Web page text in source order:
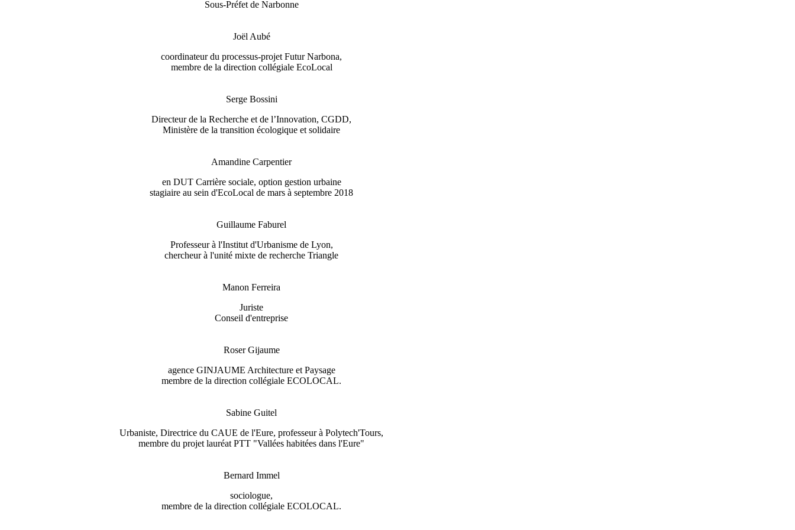
Sous-Préfet de Narbonne
Joël Aubé
coordinateur du processus-projet Futur Narbona,
membre de la direction collégiale EcoLocal
Serge Bossini
Directeur de la Recherche et de l’Innovation, CGDD,
Ministère de la transition écologique et solidaire
Amandine Carpentier
en DUT Carrière sociale, option gestion urbaine
stagiaire au sein d'EcoLocal de mars à septembre 2018
Guillaume Faburel
Professeur à l'Institut d'Urbanisme de Lyon,
chercheur à l'unité mixte de recherche Triangle
Manon Ferreira
Juriste
Conseil d'entreprise
Roser Gijaume
agence GINJAUME Architecture et Paysage
membre de la direction collégiale ECOLOCAL.
Sabine Guitel
Urbaniste, Directrice du CAUE de l'Eure, professeur à Polytech'Tours,
membre du projet lauréat PTT "Vallées habitées dans l'Eure"
Bernard Immel
sociologue,
membre de la direction collégiale ECOLOCAL.